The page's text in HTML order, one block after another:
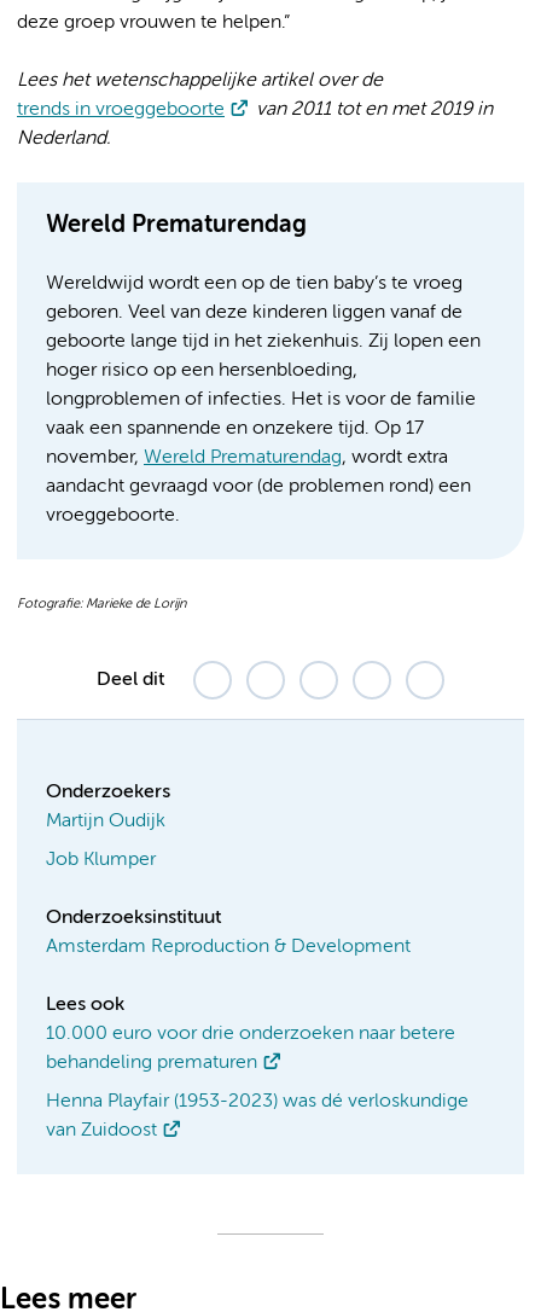
deze groep vrouwen te helpen.”
Lees het wetenschappelijke artikel over de
trends in vroeggeboorte
van 2011 tot en met 2019 in
Nederland.
Wereld Prematurendag
Wereldwijd wordt een op de tien baby’s te vroeg
geboren. Veel van deze kinderen liggen vanaf de
geboorte lange tijd in het ziekenhuis. Zij lopen een
hoger risico op een hersenbloeding,
longproblemen of infecties. Het is voor de familie
vaak een spannende en onzekere tijd. Op 17
november, Wereld Prematurendag, wordt extra
aandacht gevraagd voor (de problemen rond) een
vroeggeboorte.
Fotografie: Marieke de Lorijn
Deel dit
Onderzoekers
Martijn Oudijk
Job Klumper
Onderzoeksinstituut
Amsterdam Reproduction & Development
Lees ook
10.000 euro voor drie onderzoeken naar betere
behandeling prematuren
Henna Playfair (1953-2023) was dé verloskundige
van Zuidoost
Lees meer